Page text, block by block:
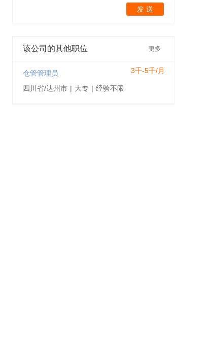
发 送
该公司的其他职位 更多
仓管管理员 3千-5千/月
四川省/达州市 | 大专 | 经验不限